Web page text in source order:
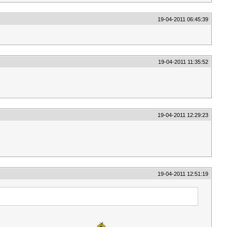
19-04-2011 06:45:39
19-04-2011 11:35:52
19-04-2011 12:29:23
19-04-2011 12:51:19